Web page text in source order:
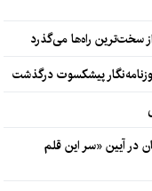
سخت‌ترین راه‌ها می‌گذرد
پیشکسوت درگذشت
دلیجان در آیین «سر این قلم